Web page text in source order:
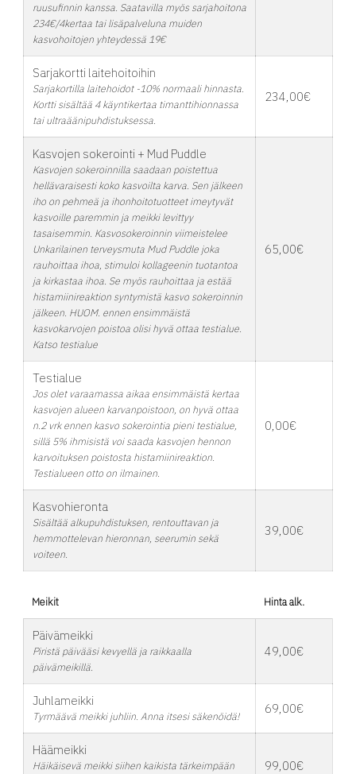
ruusufinnin kanssa. Saatavilla myös sarjahoitona
234€/4kertaa tai lisäpalveluna muiden
kasvohoitojen yhteydessä 19€
Sarjakortti laitehoitoihin
Sarjakortilla laitehoidot -10% normaali hinnasta.
Kortti sisältää 4 käyntikertaa timanttihionnassa
tai ultraäänipuhdistuksessa.
234,00€
Kasvojen sokerointi + Mud Puddle
Kasvojen sokeroinnilla saadaan poistettua
hellävaraisesti koko kasvoilta karva. Sen jälkeen
iho on pehmeä ja ihonhoitotuotteet imeytyvät
kasvoille paremmin ja meikki levittyy
tasaisemmin. Kasvosokeroinnin viimeistelee
Unkarilainen terveysmuta Mud Puddle joka
rauhoittaa ihoa, stimuloi kollageenin tuotantoa
ja kirkastaa ihoa. Se myös rauhoittaa ja estää
histamiinireaktion syntymistä kasvo sokeroinnin
jälkeen. HUOM. ennen ensimmäistä
kasvokarvojen poistoa olisi hyvä ottaa testialue.
Katso testialue
65,00€
Testialue
Jos olet varaamassa aikaa ensimmäistä kertaa
kasvojen alueen karvanpoistoon, on hyvä ottaa
n.2 vrk ennen kasvo sokerointia pieni testialue,
sillä 5% ihmisistä voi saada kasvojen hennon
karvoituksen poistosta histamiinireaktion.
Testialueen otto on ilmainen.
0,00€
Kasvohieronta
Sisältää alkupuhdistuksen, rentouttavan ja
hemmottelevan hieronnan, seerumin sekä
voiteen.
39,00€
Meikit Hinta alk.
Päivämeikki
Piristä päivääsi kevyellä ja raikkaalla
päivämeikillä.
49,00€
Juhlameikki
Tyrmäävä meikki juhliin. Anna itsesi säkenöidä! 69,00€
Häämeikki
Häikäisevä meikki siihen kaikista tärkeimpään
99,00€